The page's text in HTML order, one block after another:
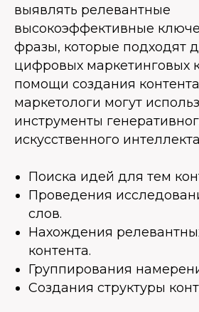
выявлять релевантные
высокоэффективные
фразы, которые подходят
цифровых маркетинговых
помощи создания
маркетологи могут
инструменты
искусственного
Поиска идей для тем
Проведения
слов.
Нахождения
контента.
Группирования
Создания структуры